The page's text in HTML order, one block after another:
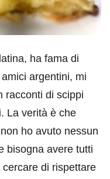
ha fama di
argentini, mi
racconti di scippi
La verità è che
ho avuto nessun
bisogna avere tutti
di rispettare